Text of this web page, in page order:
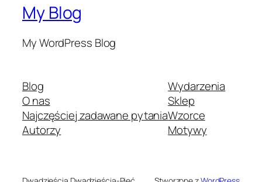
My Blog
My WordPress Blog
Blog
O nas
Najczęściej zadawane pytania
Autorzy
Wydarzenia
Sklep
Wzorce
Motywy